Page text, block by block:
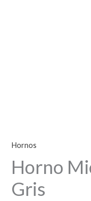
Hornos
Horno
Gris